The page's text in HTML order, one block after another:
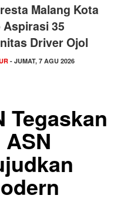
Malang Kota
Aspirasi 35
Driver Ojol
- JUMAT, 7 AGU 2026
Tegaskan